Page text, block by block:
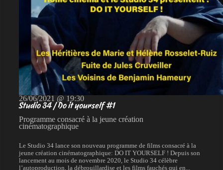
26/06/2021 @ 19:30
Studio 34 / Do it yourself #1
Programme consacré à la jeune création
cinématographique
Le Studio 34 lance son nouveau programme de films consacré à la
jeune création cinématographique: DO IT YOURSELF ! Depuis son
lancement au mois de novembre 2020, le Studio 34 célèbre
l’autoproduction, la débrouillardise et les films fauchés qui en...